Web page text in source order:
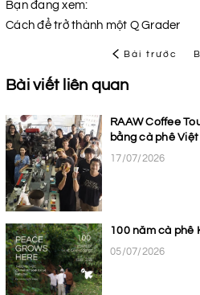
Bạn đang xem:
Cách để trở thành một Q Grader
Bài trước
Bài viết liên quan
RAAW Coffee
bằng cà phê Việt
17/07/2026
100 năm cà phê
05/07/2026